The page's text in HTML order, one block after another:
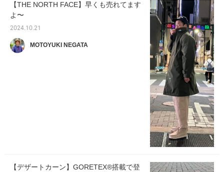
【THE NORTH FACE】早くも売れてます
よ〜
2024.10.21
MOTOYUKI NEGATA
【デザートカーン】GORETEX®︎搭載で登